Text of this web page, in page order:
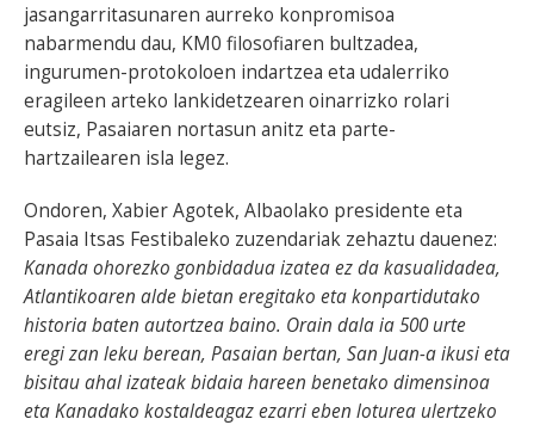
jasangarritasunaren aurreko konpromisoa
nabarmendu dau, KM0 filosofiaren bultzadea,
ingurumen-protokoloen indartzea eta udalerriko
eragileen arteko lankidetzearen oinarrizko rolari
eutsiz, Pasaiaren nortasun anitz eta parte-
hartzailearen isla legez.
Ondoren, Xabier Agotek, Albaolako presidente eta
Pasaia Itsas Festibaleko zuzendariak zehaztu dauenez:
Kanada ohorezko gonbidadua izatea ez da kasualidadea,
Atlantikoaren alde bietan eregitako eta konpartidutako
historia baten autortzea baino. Orain dala ia 500 urte
eregi zan leku berean, Pasaian bertan, San Juan-a ikusi eta
bisitau ahal izateak bidaia hareen benetako dimensinoa
eta Kanadako kostaldeagaz ezarri eben loturea ulertzeko